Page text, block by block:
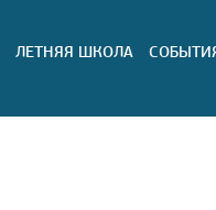
ЛЕТНЯЯ ШКОЛА